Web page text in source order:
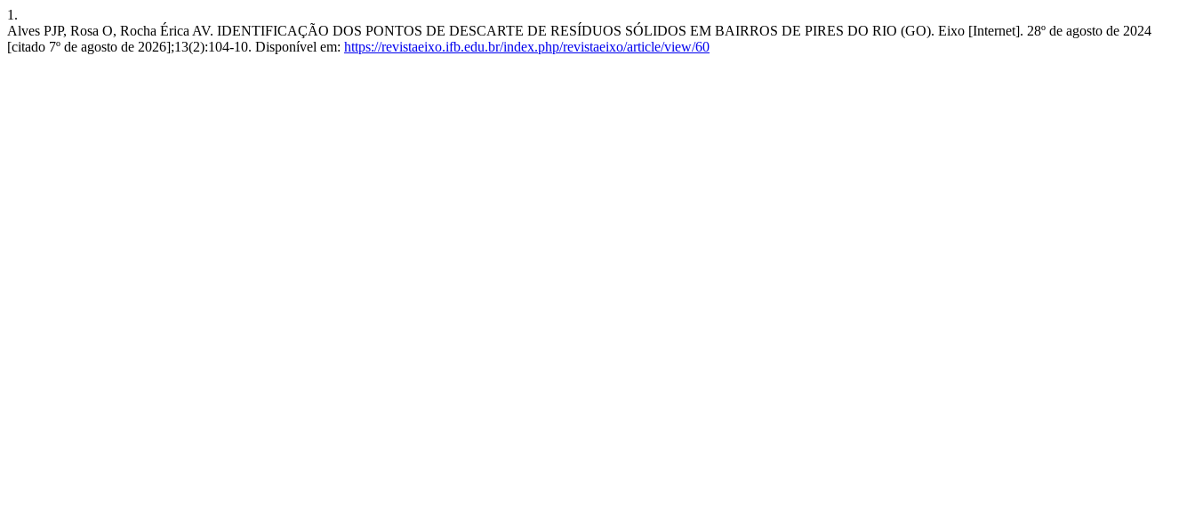
1.
Alves PJP, Rosa O, Rocha Érica AV. IDENTIFICAÇÃO DOS PONTOS DE DESCARTE DE RESÍDUOS SÓLIDOS EM BAIRROS DE PIRES DO RIO (GO). Eixo [Internet]. 28º de agosto de 2024
[citado 7º de agosto de 2026];13(2):104-10. Disponível em: https://revistaeixo.ifb.edu.br/index.php/revistaeixo/article/view/60